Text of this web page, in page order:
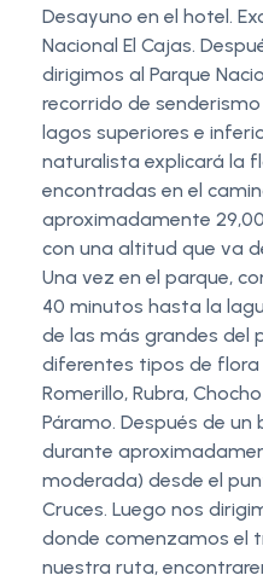
Desayuno en el hotel.
Nacional El Cajas.
dirigimos al Parque
recorrido de
lagos superiores e
naturalista explicará la
encontradas en el
aproximadamente
con una altitud que va
Una vez en el parque,
40 minutos hasta la
de las más grandes del
diferentes tipos de flora
Romerillo, Rubra,
Páramo. Después de
durante
moderada) desde el
Cruces. Luego nos
donde comenzamos el
nuestra ruta,